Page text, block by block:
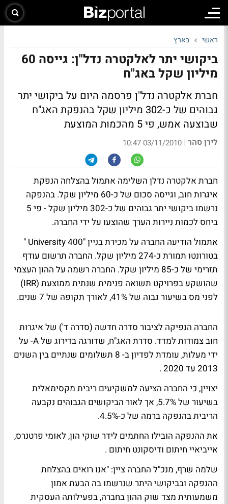
ראשי בארץ
ביקושי יתר לאלקטרה נדל"ן: גייסה 60
מיליון שקל באג"ח
חברת אלקטרה נדל"ן פרסמה היום על ביקושי יתר
גבוהים של כ-302 מיליון שקל בהנפקת האג"ח
שבוצעה אמש, פי 5 מהכמות המוצעת
לירן סהר |
03/11/2010 10:47
חברת אלקטרה נדלן השלימה אתמול בהצלחה הנפקת
איגרות חוב, וגייסה סכום של כ-60 מיליון שקל. בהנפקה
נרשמו ביקושי יתר גבוהים של כ-302 מיליון שקל - פי 5
ביחס לכמות ניירות הערך שהוצעו על ידי החברה.
אתמול הודיעה החברה על מכירת בניין "University 400 "
בטורונטו תמורת כ-274 מיליון שקל. החברה תרשום עודף
תזרימי של כ-85 מיליון שקל. החברה רשמה על ההון העצמי
שהושקע בפרויקט תשואה פנימית שנתית ממוצעת (IRR)
לפני מס בשיעור גבוה של 41%, לאורך תקופה של 7 שנים.
החברה הנפיקה לציבור סדרה חדשה (סדרה ד') של איגרות
חוב צמודות למדד. סדרת האג"ח, שדורגה בדירוג של A- על
ידי מעלות, עומדת לפדיון ב- 8 תשלומים שנתיים בין השנים
2013 עד 2020 .
יצויין, כי החברה הציעה למשקיעים ריבית מקסימאלית
בשיעור של 5.7%, אך לאור הביקושים הגבוהים נקבעה
הריבית בהנפקה ברמה של כ-4.5%.
את ההנפקה הובילו החתמים לידר שוקי הון, לאומי פרטנרס,
אייביאיי חיתום ודיסקונט חיתום .
שלמה שרף, מנכ"ל החברה ציין: "אנו רואים בהצלחת
ההנפקה ובביקושי היתר שנרשמו בה הבעת אמון
משמעותית מצד שוק ההון בחברה, בפעילותה העסקית